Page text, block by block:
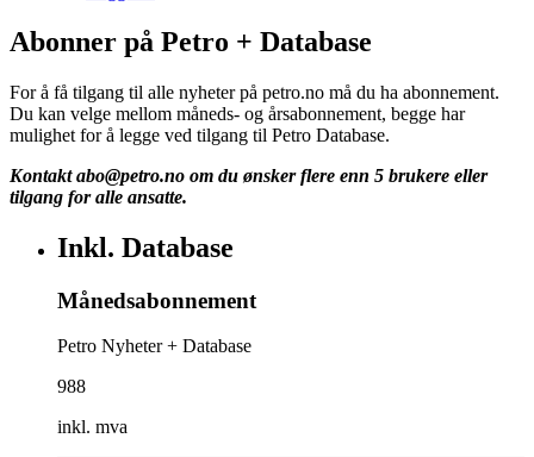
Abonner på Petro + Database
For å få tilgang til alle nyheter på petro.no må du ha abonnement.
Du kan velge mellom måneds- og årsabonnement, begge har
mulighet for å legge ved tilgang til Petro Database.
Kontakt abo@petro.no om du ønsker flere enn 5 brukere eller
tilgang for alle ansatte.
Inkl. Database
Månedsabonnement
Petro Nyheter + Database
988
inkl. mva